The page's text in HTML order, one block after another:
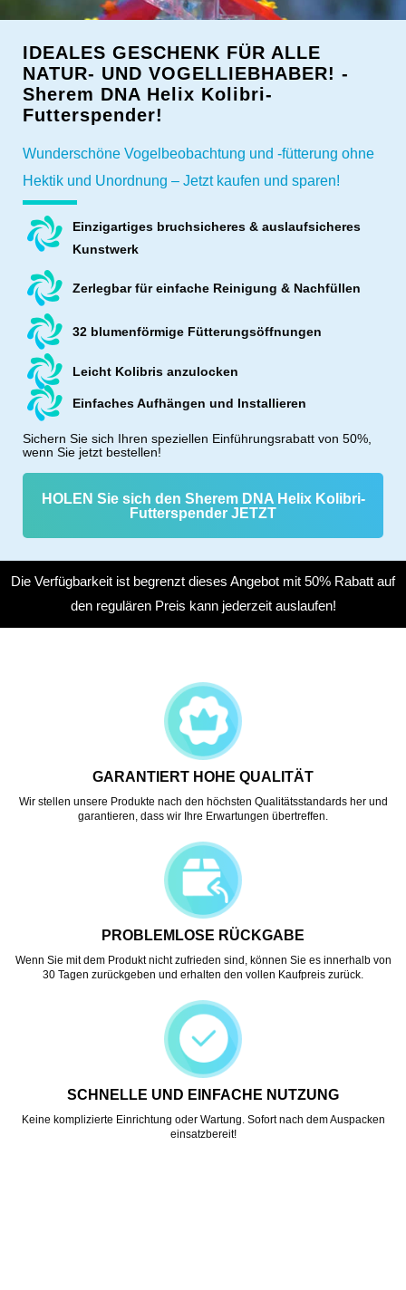
IDEALES GESCHENK FÜR ALLE
NATUR- UND VOGELLIEBHABER! -
Sherem DNA Helix Kolibri-
Futterspender!
Wunderschöne Vogelbeobachtung und -fütterung ohne
Hektik und Unordnung – Jetzt kaufen und sparen!
Einzigartiges bruchsicheres & auslaufsicheres
Kunstwerk
Zerlegbar für einfache Reinigung & Nachfüllen
32 blumenförmige Fütterungsöffnungen
Leicht Kolibris anzulocken
Einfaches Aufhängen und Installieren
Sichern Sie sich Ihren speziellen Einführungsrabatt von 50%,
wenn Sie jetzt bestellen!
HOLEN Sie sich den Sherem DNA Helix Kolibri-
Futterspender JETZT
Die Verfügbarkeit ist begrenzt dieses Angebot mit 50% Rabatt auf
den regulären Preis kann jederzeit auslaufen!
GARANTIERT HOHE QUALITÄT
Wir stellen unsere Produkte nach den höchsten Qualitätsstandards her und
garantieren, dass wir Ihre Erwartungen übertreffen.
PROBLEMLOSE RÜCKGABE
Wenn Sie mit dem Produkt nicht zufrieden sind, können Sie es innerhalb von
30 Tagen zurückgeben und erhalten den vollen Kaufpreis zurück.
SCHNELLE UND EINFACHE NUTZUNG
Keine komplizierte Einrichtung oder Wartung. Sofort nach dem Auspacken
einsatzbereit!